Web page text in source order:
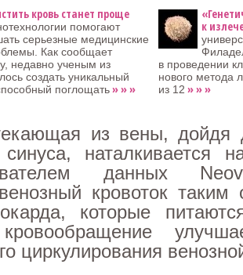
кровь станет проще
помогают
серьезные медицинские
Как сообщает
недавно ученым из
создать уникальный
поглощать» » »
к
в проведении
нового метода
из 12 » » »
из вены, дойдя
синуса, наталкивается
данных
кровоток
которые
циркулирования